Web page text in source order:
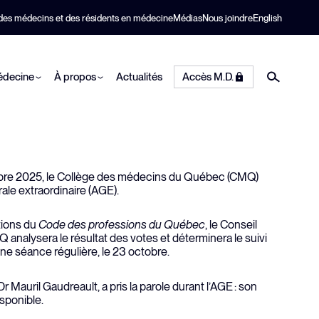
médecins et des résidents en médecineMédiasNous joindreEnglish
Posez une question
la
Faire une plainte
Nous joindre
Obtenir un document
du M.D.
Agrément
Examens
Informations utiles
Pratique
Collaboration en santé
Informations cliniques
À propos
Responsabilité
développement
durable
Travailler au CMQ
Actualités Accès M.D.
2025, le Collège des médecins du Québec (CMQ)
extraordinaire (AGE).
duCode des professions du Québec, le Conseil
analysera le résultat des votes et déterminera le suivi
séance régulière, le 23 octobre.
Mauril Gaudreault, a pris la parole durant l’AGE : son